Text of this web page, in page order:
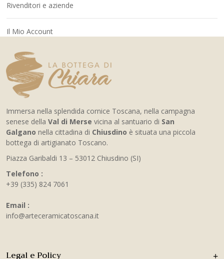
Rivenditori e aziende
Il Mio Account
Immersa nella splendida cornice Toscana, nella campagna
senese della Val di Merse vicina al santuario di San
Galgano nella cittadina di Chiusdino è situata una piccola
bottega di artigianato Toscano.
Piazza Garibaldi 13 – 53012 Chiusdino (SI)
Telefono :
+39 (335) 824 7061
Email :
info@arteceramicatoscana.it
Legal e Policy